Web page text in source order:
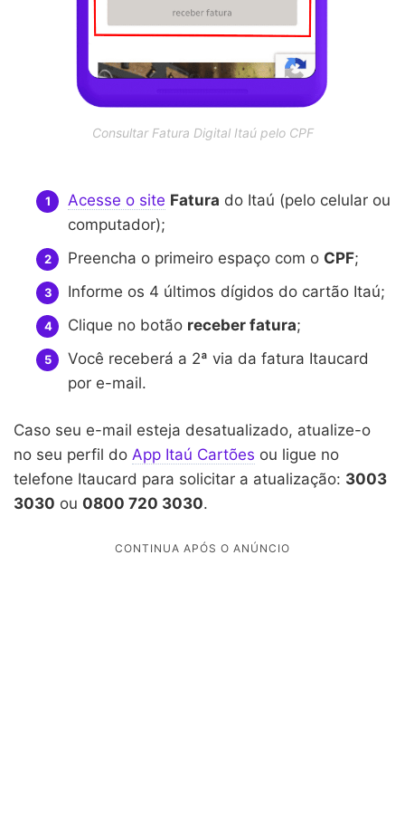
Consultar Fatura Digital Itaú pelo CPF
Acesse o site Fatura do Itaú (pelo celular ou
computador);
Preencha o primeiro espaço com o CPF;
Informe os 4 últimos dígidos do cartão Itaú;
Clique no botão receber fatura;
Você receberá a 2ª via da fatura Itaucard
por e-mail.
Caso seu e-mail esteja desatualizado, atualize-o
no seu perfil do App Itaú Cartões ou ligue no
telefone Itaucard para solicitar a atualização: 3003
3030 ou 0800 720 3030.